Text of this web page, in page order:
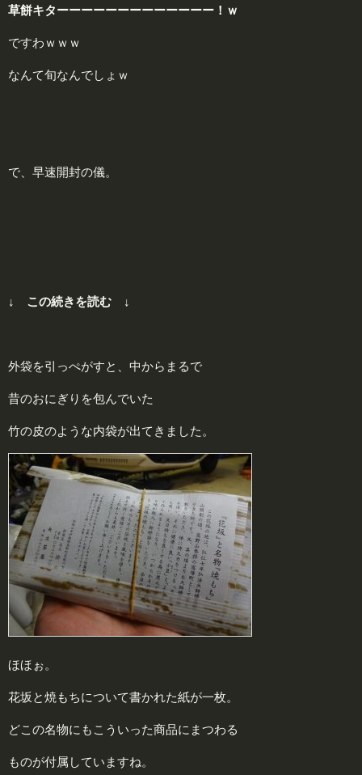
草餅キターーーーーーーーーーーーー！ｗ
ですわｗｗｗ
なんて旬なんでしょｗ
で、早速開封の儀。
↓ この続きを読む ↓
外袋を引っぺがすと、中からまるで
昔のおにぎりを包んでいた
竹の皮のような内袋が出てきました。
ほほぉ。
花坂と焼もちについて書かれた紙が一枚。
どこの名物にもこういった商品にまつわる
ものが付属していますね。